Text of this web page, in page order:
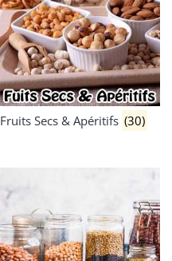
Fruits Secs & Apéritifs (30)